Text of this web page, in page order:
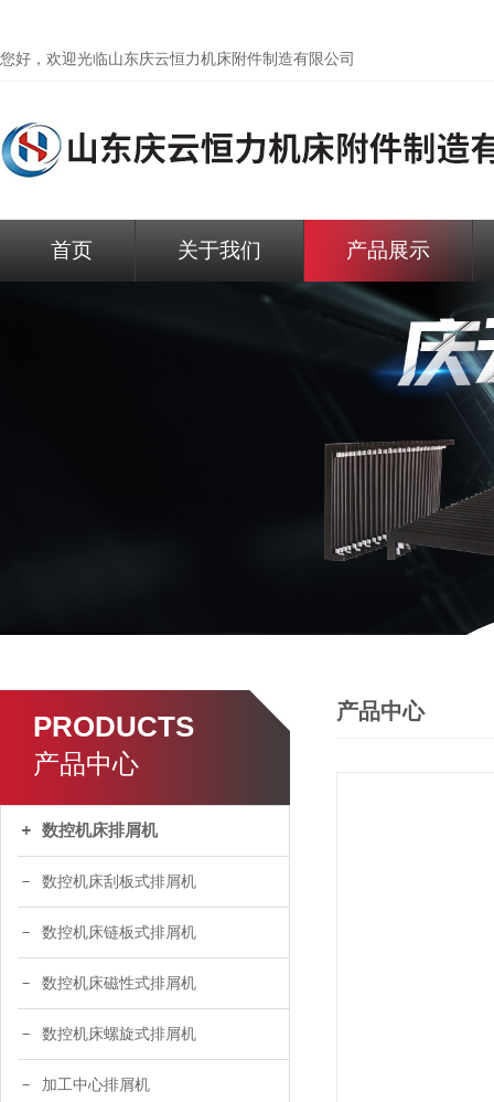
您好，欢迎光临山东庆云恒力机床附件制造有限公司
首页 关于我们 产品展示
PRODUCTS
产品中心
数控机床排屑机
数控机床刮板式排屑机
数控机床链板式排屑机
数控机床磁性式排屑机
数控机床螺旋式排屑机
加工中心排屑机
产品中心